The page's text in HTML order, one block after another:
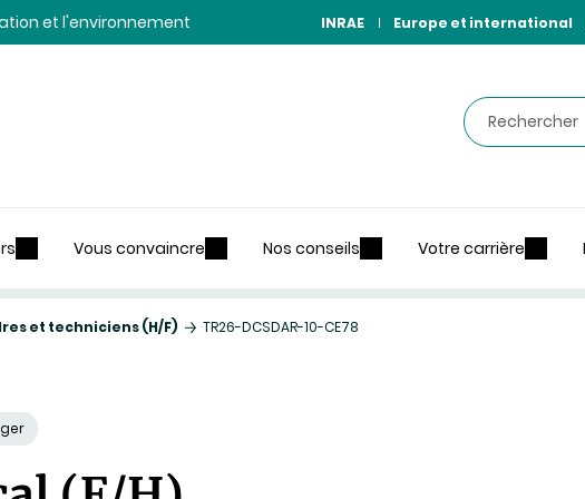
et l'environnement INRAE Europe et international
Rechercher
Vous convaincre Nos conseils Votre carrière
et techniciens (H/F) TR26-DCSDAR-10-CE78